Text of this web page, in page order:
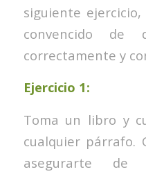
siguiente
convencido de
correctamente y
Ejercicio 1:
Toma un libro y
cualquier párrafo.
asegurarte